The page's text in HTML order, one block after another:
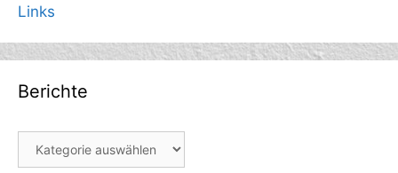
Links
Berichte